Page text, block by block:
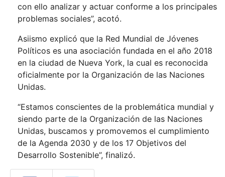
con ello analizar y actuar conforme a los principales
problemas sociales”, acotó.
Asiismo explicó que la Red Mundial de Jóvenes
Políticos es una asociación fundada en el año 2018
en la ciudad de Nueva York, la cual es reconocida
oficialmente por la Organización de las Naciones
Unidas.
“Estamos conscientes de la problemática mundial y
siendo parte de la Organización de las Naciones
Unidas, buscamos y promovemos el cumplimiento
de la Agenda 2030 y de los 17 Objetivos del
Desarrollo Sostenible”, finalizó.